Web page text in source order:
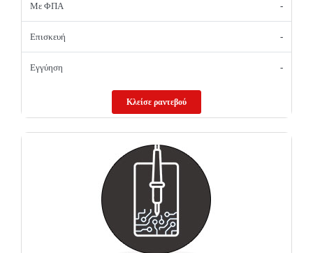
Με ΦΠΑ -
Επισκευή -
Εγγύηση -
Κλείσε ραντεβού